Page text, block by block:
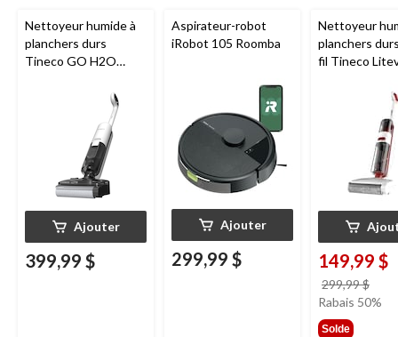
Nettoyeur humide à
planchers durs
Tineco GO H2O
Ajouter
399,99 $
Aspirateur-robot
iRobot 105 Roomba
Ajouter
299,99 $
Nettoyeur
planchers
fil Tineco
149,99 $
299,99 $
était
Rabais 50%
Solde